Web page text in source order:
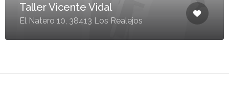
Taller Vicente Vidal
El Natero 10, 38413 Los Realejos